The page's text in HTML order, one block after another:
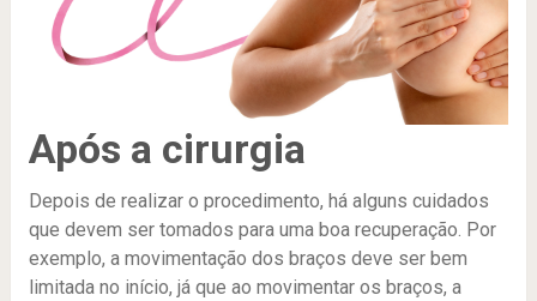
Após a cirurgia
Depois de realizar o procedimento, há alguns cuidados
que devem ser tomados para uma boa recuperação. Por
exemplo, a movimentação dos braços deve ser bem
limitada no início, já que ao movimentar os braços, a